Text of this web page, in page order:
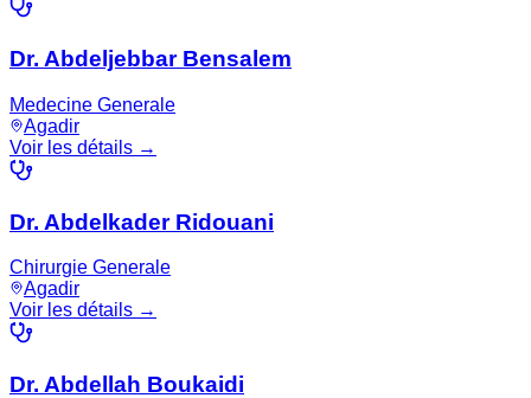
Dr. Abdeljebbar Bensalem
Medecine Generale
Agadir
Voir les détails →
Dr. Abdelkader Ridouani
Chirurgie Generale
Agadir
Voir les détails →
Dr. Abdellah Boukaidi